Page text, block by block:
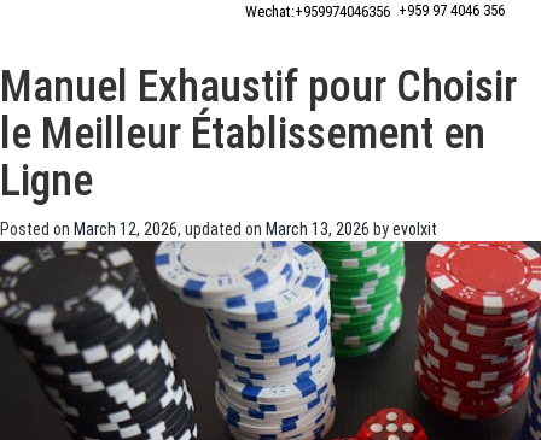
+959 97 4046 356
Wechat:+‎959974046356
Manuel Exhaustif pour Choisir
le Meilleur Établissement en
Ligne
Posted on March 12, 2026, updated on March 13, 2026 byevolxit